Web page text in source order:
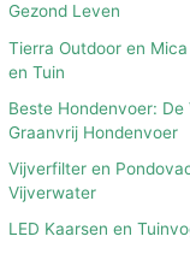
Gezond Leven
Tierra Outdoor en
en Tuin
Beste Hondenvoer:
Graanvrij Hondenvoer
Vijverfilter en
Vijverwater
LED Kaarsen en